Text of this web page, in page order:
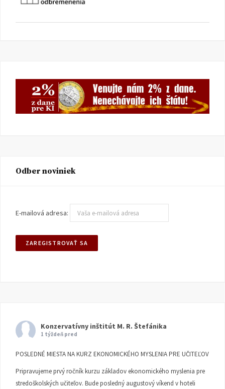
Odber noviniek
E-mailová adresa:
Konzervatívny inštitút M. R. Štefánika
1 týždeň pred
POSLEDNÉ MIESTA NA KURZ EKONOMICKÉHO MYSLENIA PRE UČITEĽOV
Pripravujeme prvý ročník kurzu základov ekonomického myslenia pre
stredoškolských učiteľov. Bude posledný augustový víkend v hoteli